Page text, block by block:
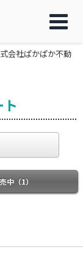
会社ぱかぱか不動
中（1）